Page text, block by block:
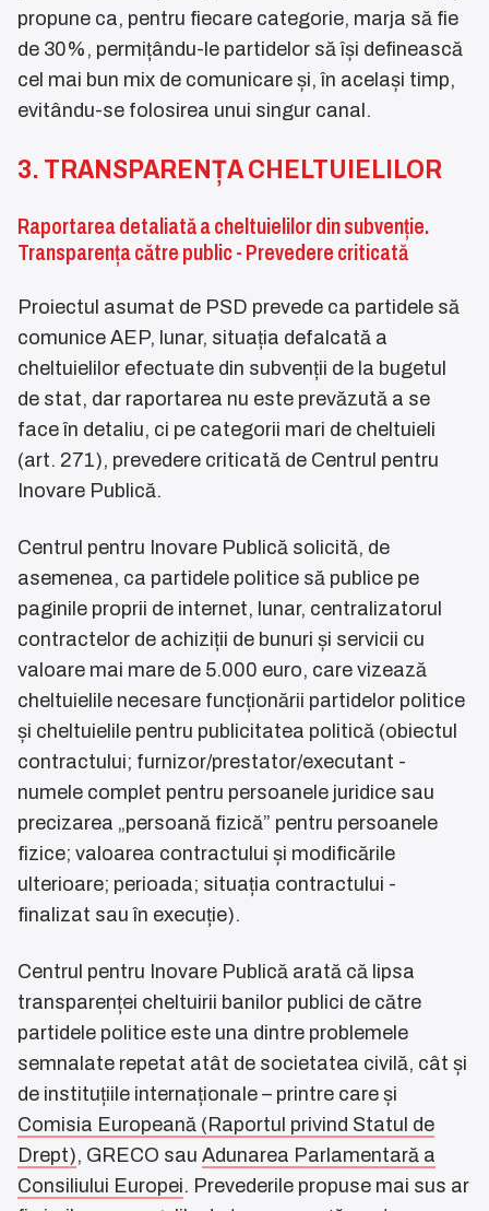
propune ca, pentru fiecare categorie, marja să fie
de 30%, permițându-le partidelor să își definească
cel mai bun mix de comunicare și, în același timp,
evitându-se folosirea unui singur canal.
3. TRANSPARENȚA CHELTUIELILOR
Raportarea detaliată a cheltuielilor din subvenție.
Transparența către public - Prevedere criticată
Proiectul asumat de PSD prevede ca partidele să
comunice AEP, lunar, situația defalcată a
cheltuielilor efectuate din subvenții de la bugetul
de stat, dar raportarea nu este prevăzută a se
face în detaliu, ci pe categorii mari de cheltuieli
(art. 271), prevedere criticată de Centrul pentru
Inovare Publică.
Centrul pentru Inovare Publică solicită, de
asemenea, ca partidele politice să publice pe
paginile proprii de internet, lunar, centralizatorul
contractelor de achiziții de bunuri și servicii cu
valoare mai mare de 5.000 euro, care vizează
cheltuielile necesare funcționării partidelor politice
și cheltuielile pentru publicitatea politică (obiectul
contractului; furnizor/prestator/executant -
numele complet pentru persoanele juridice sau
precizarea „persoană fizică” pentru persoanele
fizice; valoarea contractului și modificările
ulterioare; perioada; situația contractului -
finalizat sau în execuție).
Centrul pentru Inovare Publică arată că lipsa
transparenței cheltuirii banilor publici de către
partidele politice este una dintre problemele
semnalate repetat atât de societatea civilă, cât și
de instituțiile internaționale – printre care și
Comisia Europeană (Raportul privind Statul de
Drept), GRECO sau Adunarea Parlamentară a
Consiliului Europei. Prevederile propuse mai sus ar